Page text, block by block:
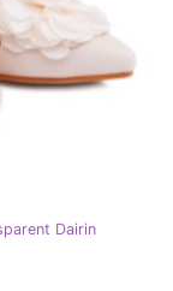
Dairin